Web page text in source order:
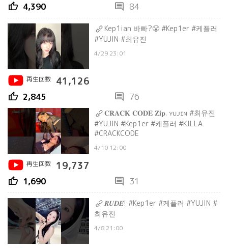
thumb_up 4,390 comment 84
Kep1ian 바빠?😤 #Kep1er #케플러
#YUJIN #최유진
4/29 23:01
再生回数 41,126
thumb_up 2,845 comment 76
𝐂𝐑𝐀𝐂𝐊 𝐂𝐎𝐃𝐄 𝐙𝐢𝐩. ʏᴜᴊɪɴ #최유진
#YUJIN #Kep1er #케플러 #KILLA
#CRACKCODE
4/10 12:00
再生回数
19,737
thumb_up 1,690 comment 31
𝑹𝑼𝑫𝑬! #Kep1er #케플러 #YUJIN #
최유진
4/8 21:00